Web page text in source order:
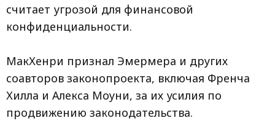
считает угрозой для финансовой
конфиденциальности.
МакХенри признал Эмермера и других
соавторов законопроекта, включая Френча
Хилла и Алекса Моуни, за их усилия по
продвижению законодательства.